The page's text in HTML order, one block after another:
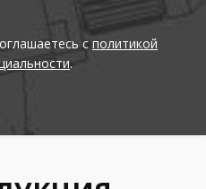
сполитикой
.